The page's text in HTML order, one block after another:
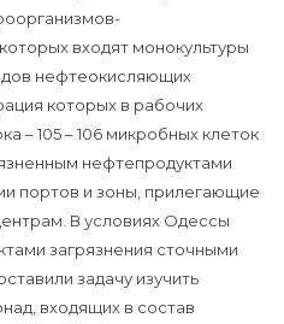
входят монокультуры
нефтеокисляющих
которых в рабочих
– 105 – 106 микробных клеток
нефтепродуктами
портов и зоны, прилегающие
В условиях Одессы
загрязнения сточными
задачу изучить
входящих в состав